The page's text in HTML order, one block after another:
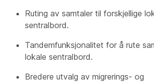
Ruting av samtaler til forskjellige
sentralbord.
Tandemfunksjonalitet for å rute
lokale sentralbord.
Bredere utvalg av migrerings- og